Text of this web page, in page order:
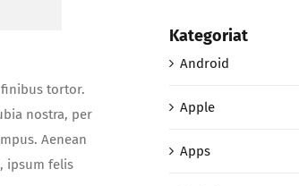
finibus tortor.
nostra, per
Aenean
ipsum felis
Kategoriat
Android
Apple
Apps